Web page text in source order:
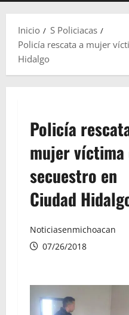
Inicio
S Policiacas
Policía rescata a mujer
Hidalgo
Policía
mujer víctima
secuestro en
Ciudad
Noticiasenmichoacan
07/26/2018